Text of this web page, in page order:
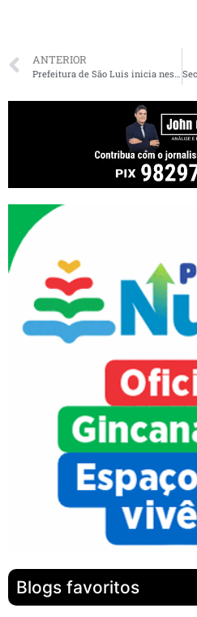
ANTERIOR
Prefeitura de São Luis inicia nesta segunda-feira (18) nova etapa da campanha de vacinação contra Influenza/H1N1
Blogs favoritos